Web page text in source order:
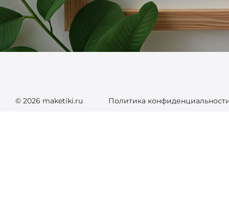
© 2026 maketiki.ru Политика